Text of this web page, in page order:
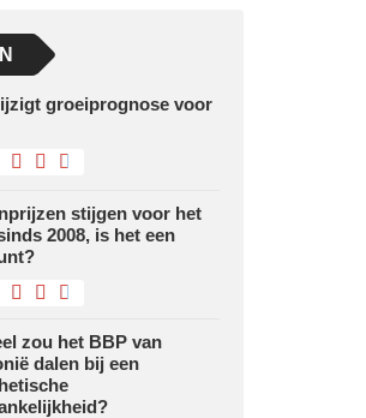
groeiprognose voor
stijgen voor het
2008, is het een
zou het BBP van
dalen bij een